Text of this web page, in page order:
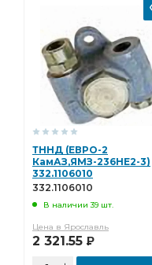
ТННД (ЕВРО-2
КамАЗ,ЯМЗ-236НЕ2-3)
332.1106010
332.1106010
В наличии 39 шт.
Цена в Ярославль
2 321.55 Р